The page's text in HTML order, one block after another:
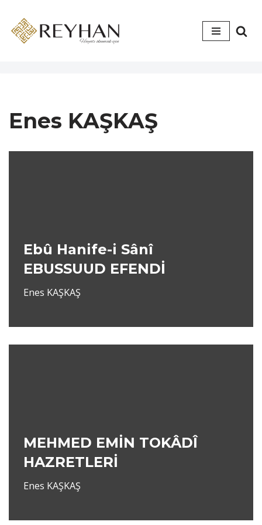
İçeriğe
Enes KAŞKAŞ
Ebû Hanife-i Sânî
EBUSSUUD EFENDİ
Enes KAŞKAŞ
MEHMED EMİN TOKÂDÎ
HAZRETLERİ
Enes KAŞKAŞ